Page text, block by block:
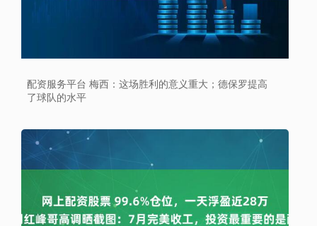
配资服务平台 梅西：这场胜利的意义重大；德保罗提高
了球队的水平